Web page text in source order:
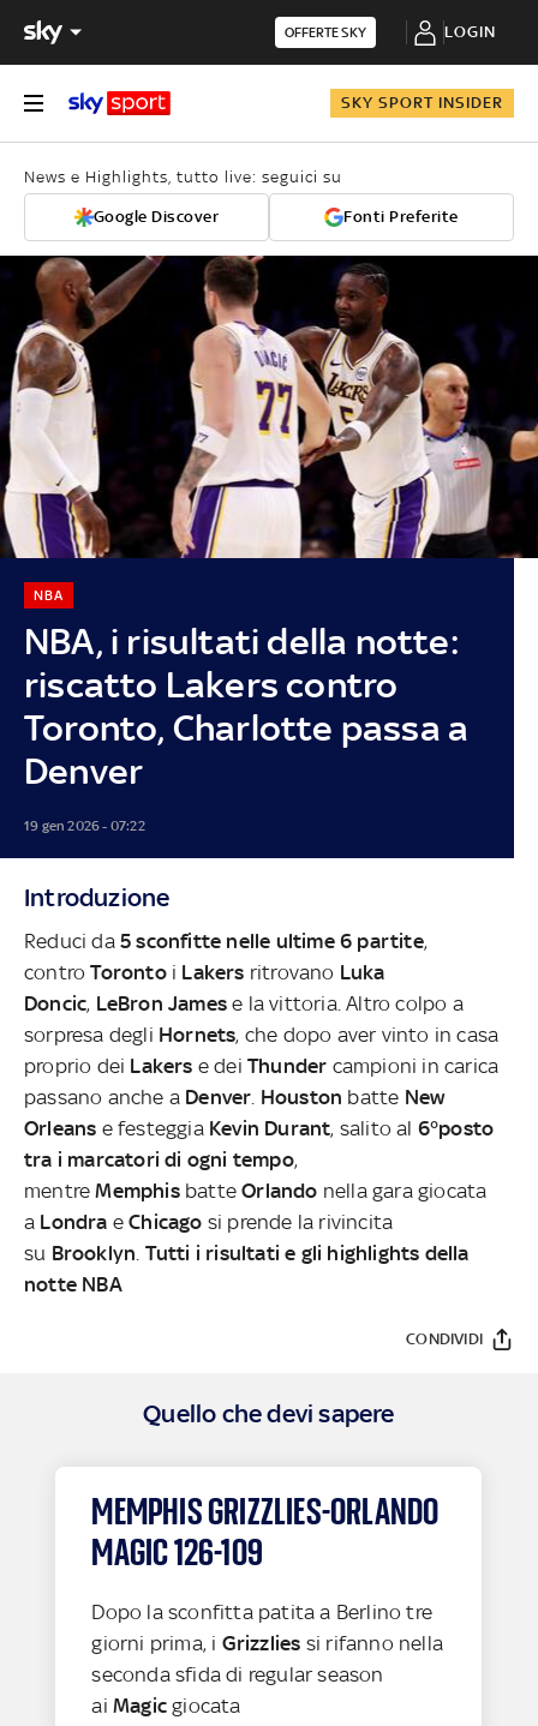
OFFERTE SKY LOGIN
SKY SPORT INSIDER
News e Highlights, tutto live: seguici su
Google Discover Fonti Preferite
NBA, i risultati della notte:
riscatto Lakers contro
Toronto, Charlotte passa a
Denver
NBA
19 gen 2026 - 07:22
Introduzione
Reduci da 5 sconfitte nelle ultime 6 partite,
controTorontoi Lakers ritrovano Luka
Doncic, LeBron James e la vittoria. Altro colpo a
sorpresa degli Hornets, che dopo aver vinto in casa
proprio dei Lakers e deiThunder campioni in carica
passano anche a Denver Houston batte New
Orleans e festeggia Kevin Durant, salito al 6°posto
tra i marcatori di ogni tempo,
mentreMemphis batteOrlando nella gara giocata
a Londra eChicago si prende la rivincita
su Brooklyn Tutti i risultati e gli highlights della
notte NBA
CONDIVIDI
Quello che devi sapere
MEMPHIS GRIZZLIES-ORLANDO
MAGIC 126-109
Dopo la sconfitta patita a Berlino tre
giorni prima, i Grizzlies si rifanno nella
seconda sfida di regular season
aiMagicgiocata